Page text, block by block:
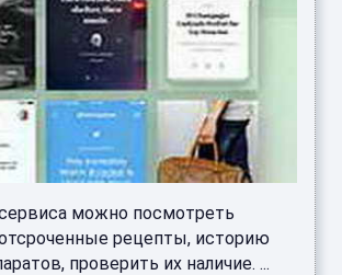
можно посмотреть
рецепты, историю
проверить их наличие. ...